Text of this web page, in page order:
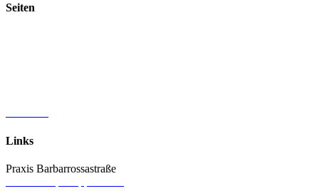
Seiten
Links
Praxis Barbarrossastraße